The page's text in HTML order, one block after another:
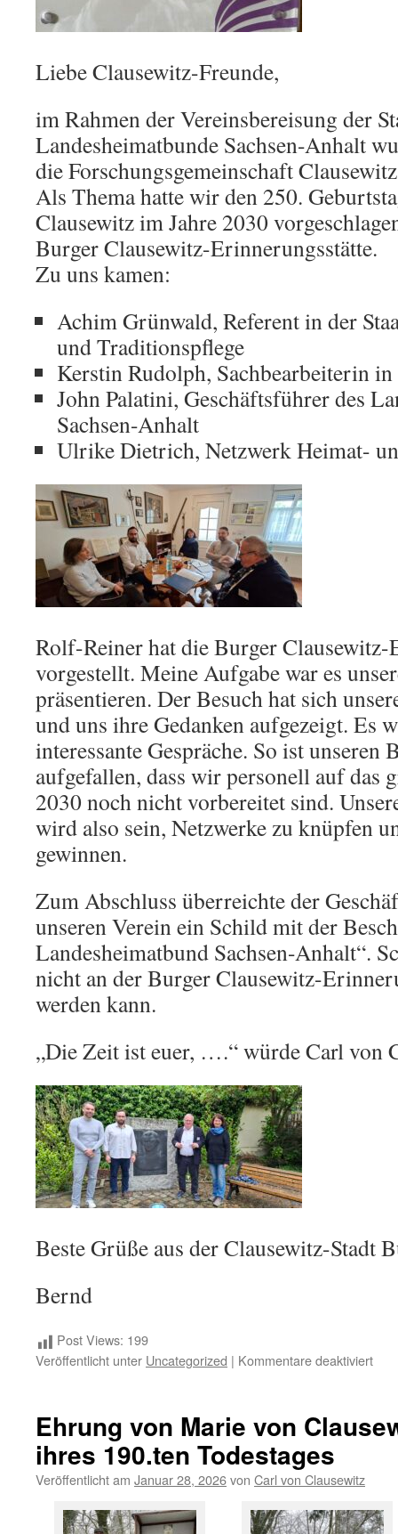
Liebe Clausewitz-Freunde,
im Rahmen der Vereinsbereisung der
Landesheimatbunde Sachsen-Anhalt
die Forschungsgemeinschaft
Als Thema hatte wir den 250.
Clausewitz im Jahre 2030
Burger Clausewitz-Erinnerungsstätte.
Zu uns kamen:
Achim Grünwald, Referent in der
und Traditionspflege
Kerstin Rudolph, Sachbearbeiterin in
John Palatini, Geschäftsführer des
Sachsen-Anhalt
Ulrike Dietrich, Netzwerk Heimat-
Rolf-Reiner hat die Burger Clausewitz-
vorgestellt. Meine Aufgabe war es
präsentieren. Der Besuch hat sich
und uns ihre Gedanken aufgezeigt. Es
interessante Gespräche. So ist unseren
aufgefallen, dass wir personell auf das
2030 noch nicht vorbereitet sind.
wird also sein, Netzwerke zu knüpfen
gewinnen.
Zum Abschluss überreichte der
unseren Verein ein Schild mit der
Landesheimatbund Sachsen-Anhalt“.
nicht an der Burger Clausewitz-
werden kann.
„Die Zeit ist euer, ….“ würde Carl von
Beste Grüße aus der Clausewitz-Stadt
Bernd
Post Views: 199
Veröffentlicht unter Uncategorized | Kommentare deaktiviertfür
und
bei
Ehrung von Marie von
ihres 190.ten Todestages
Veröffentlicht am Januar 28, 2026von Carl von Clausewitz